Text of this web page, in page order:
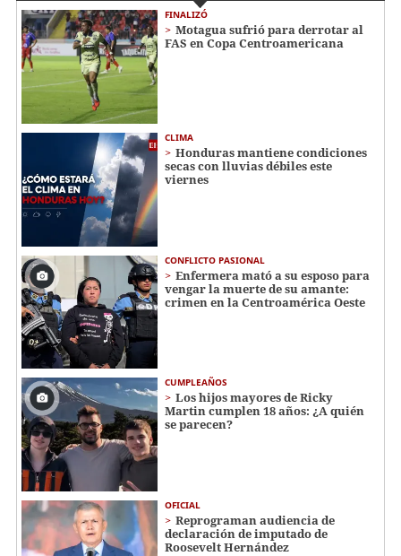
FINALIZÓ
Motagua sufrió para derrotar al
FAS en Copa Centroamericana
CLIMA
Honduras mantiene condiciones
secas con lluvias débiles este
viernes
CONFLICTO PASIONAL
Enfermera mató a su esposo para
vengar la muerte de su amante:
crimen en la Centroamérica Oeste
CUMPLEAÑOS
Los hijos mayores de Ricky
Martin cumplen 18 años: ¿A quién
se parecen?
OFICIAL
Reprograman audiencia de
declaración de imputado de
Roosevelt Hernández